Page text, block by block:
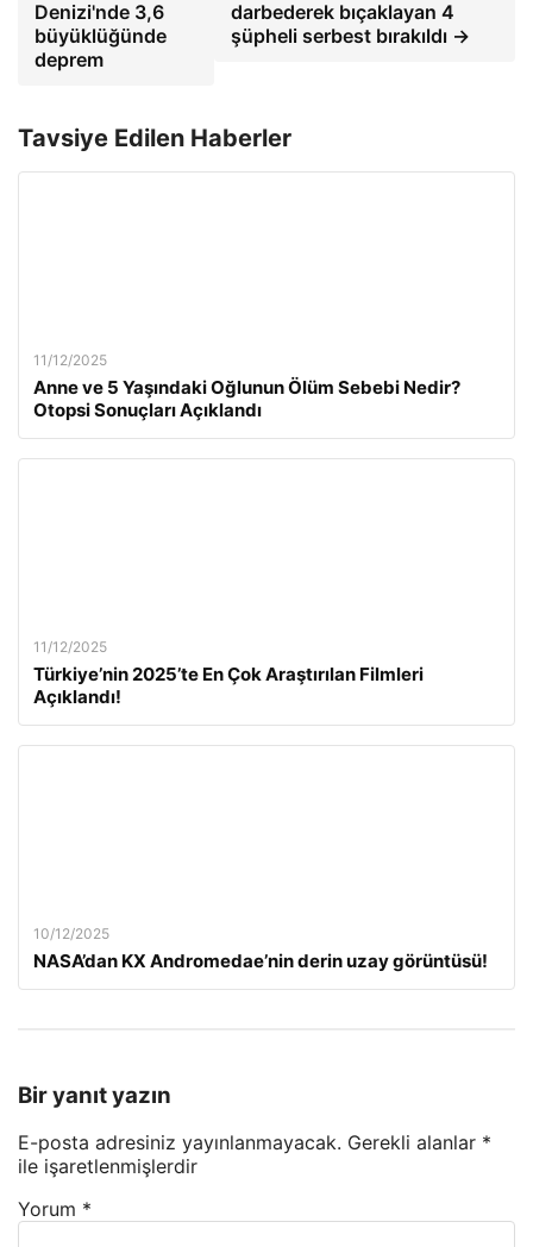
Denizi'nde 3,6
büyüklüğünde
deprem
darbederek bıçaklayan 4
şüpheli serbest bırakıldı →
Tavsiye Edilen Haberler
11/12/2025
Anne ve 5 Yaşındaki Oğlunun Ölüm Sebebi Nedir?
Otopsi Sonuçları Açıklandı
11/12/2025
Türkiye’nin 2025’te En Çok Araştırılan Filmleri
Açıklandı!
10/12/2025
NASA’dan KX Andromedae’nin derin uzay görüntüsü!
Bir yanıt yazın
E-posta adresiniz yayınlanmayacak. Gerekli alanlar *
ile işaretlenmişlerdir
Yorum *